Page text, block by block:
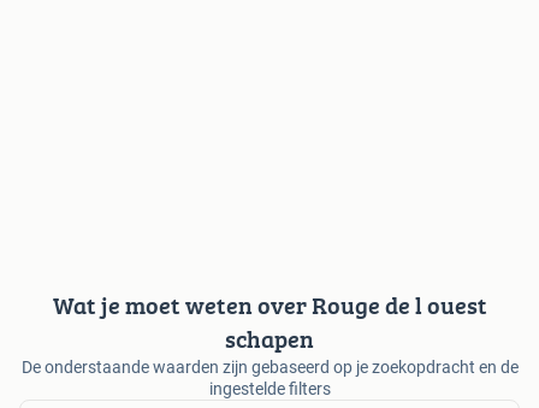
Wat je moet weten over Rouge de l ouest
schapen
De onderstaande waarden zijn gebaseerd op je zoekopdracht en de
ingestelde filters